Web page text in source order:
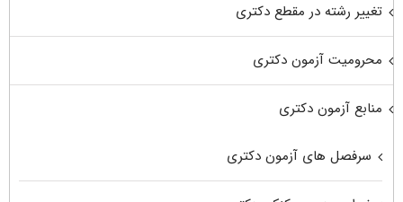
تغییر رشته در مقطع دکتری
محرومیت آزمون دکتری
منابع آزمون دکتری
سرفصل های آزمون دکتری